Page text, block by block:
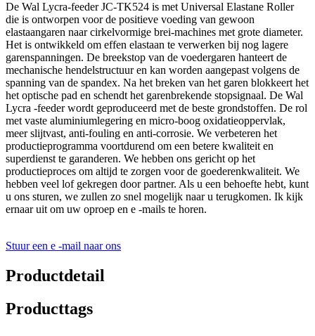
De Wal Lycra-feeder JC-TK524 is met Universal Elastane Roller
die is ontworpen voor de positieve voeding van gewoon
elastaangaren naar cirkelvormige brei-machines met grote diameter.
Het is ontwikkeld om effen elastaan ​​te verwerken bij nog lagere
garenspanningen. De breekstop van de voedergaren hanteert de
mechanische hendelstructuur en kan worden aangepast volgens de
spanning van de spandex. Na het breken van het garen blokkeert het
het optische pad en schendt het garenbrekende stopsignaal. De Wal
Lycra -feeder wordt geproduceerd met de beste grondstoffen. De rol
met vaste aluminiumlegering en micro-boog oxidatieoppervlak,
meer slijtvast, anti-fouling en anti-corrosie. We verbeteren het
productieprogramma voortdurend om een ​​betere kwaliteit en
superdienst te garanderen. We hebben ons gericht op het
productieproces om altijd te zorgen voor de goederenkwaliteit. We
hebben veel lof gekregen door partner. Als u een behoefte hebt, kunt
u ons sturen, we zullen zo snel mogelijk naar u terugkomen. Ik kijk
ernaar uit om uw oproep en e -mails te horen.
Stuur een e -mail naar ons
Productdetail
Producttags